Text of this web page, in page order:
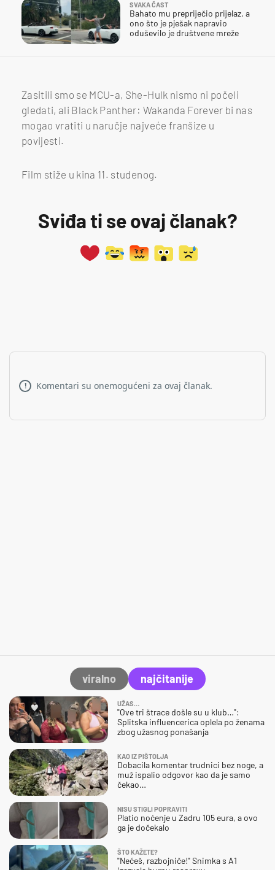
SVAKA ČAST
Bahato mu prepriječio prijelaz, a
ono što je pješak napravio
oduševilo je društvene mreže
Zasitili smo se MCU-a, She-Hulk nismo ni počeli
gledati, ali Black Panther: Wakanda Forever bi nas
mogao vratiti u naručje najveće franšize u
povijesti.
Film stiže u kina 11. studenog.
Sviđa ti se ovaj članak?
! Komentari su onemogućeni za ovaj članak.
viralno najčitanije
UŽAS…
"Ove tri štrace došle su u klub…":
Splitska influencerica oplela po ženama
zbog užasnog ponašanja
KAO IZ PIŠTOLJA
Dobacila komentar trudnici bez noge, a
muž ispalio odgovor kao da je samo
čekao…
NISU STIGLI POPRAVITI
Platio noćenje u Zadru 105 eura, a ovo
ga je dočekalo
ŠTO KAŽETE?
"Nećeš, razbojniče!" Snimka s A1